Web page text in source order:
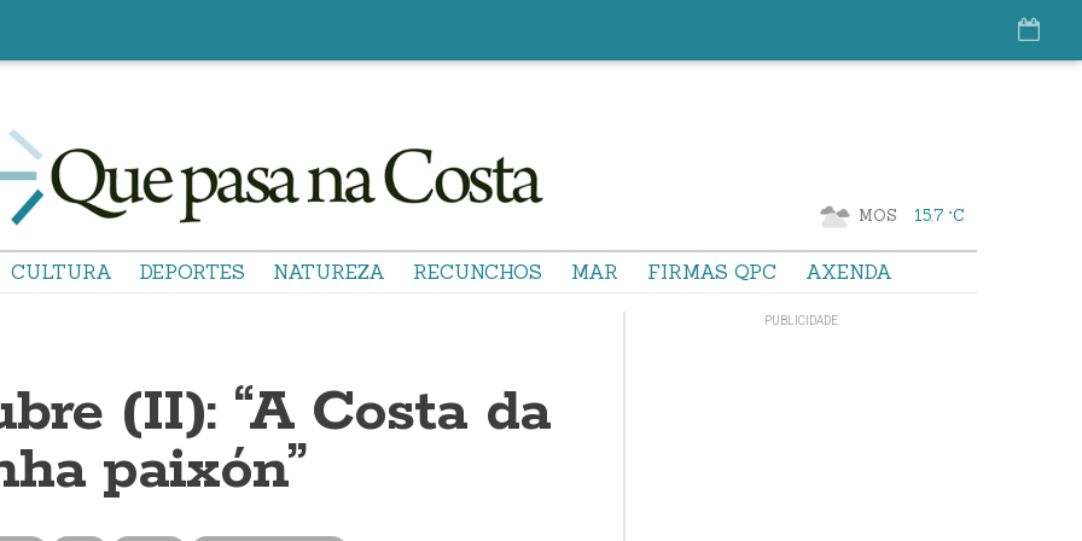
MOS 15.7 °C
CULTURA DEPORTES NATUREZA RECUNCHOS MAR FIRMAS QPC AXENDA
(II): “A Costa da
paixón”